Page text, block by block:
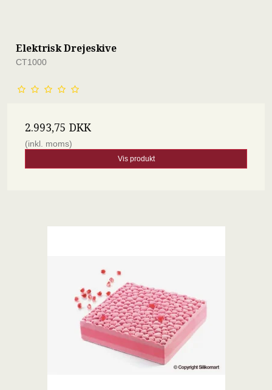
Elektrisk Drejeskive
CT1000
2.993,75 DKK
(inkl. moms)
Vis produkt